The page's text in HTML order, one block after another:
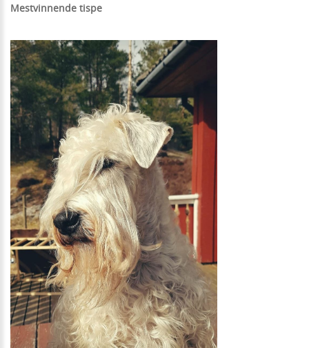
Mestvinnende tispe